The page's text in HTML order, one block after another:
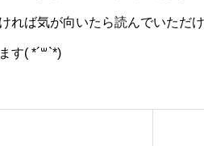
れば気が向いたら読んでいただ
す( *´꒳`*)